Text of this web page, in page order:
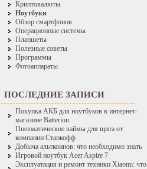
Криптовалюты
Ноутбуки
Обзор смартфонов
Операционные системы
Планшеты
Полезные советы
Программы
Фотоаппараты
ПОСЛЕДНИЕ ЗАПИСИ
Покупка АКБ для ноутбуков в интернет-
магазине Batterion
Пневматические ваймы для щита от
компании Станкофф
Добыча альткоинов: что необходимо знать
Игровой ноутбук Acer Aspire 7
Эксплуатация и ремонт техники Xiaomi: что